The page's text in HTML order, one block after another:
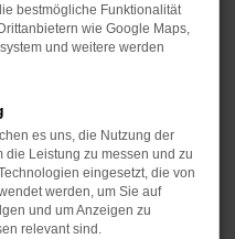
Wohnmobil.
geprüfter
bestmögliche Funktionalität
wie Google Maps,
und weitere werden
es uns, die Nutzung der
die Leistung zu messen und zu
eingesetzt, die von
werden, um Sie auf
und um Anzeigen zu
relevant sind.